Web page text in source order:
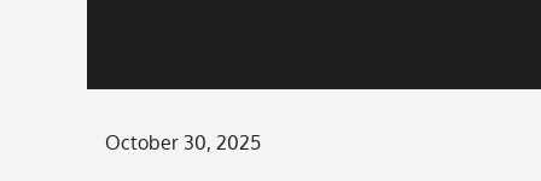
Posted
October 30, 2025